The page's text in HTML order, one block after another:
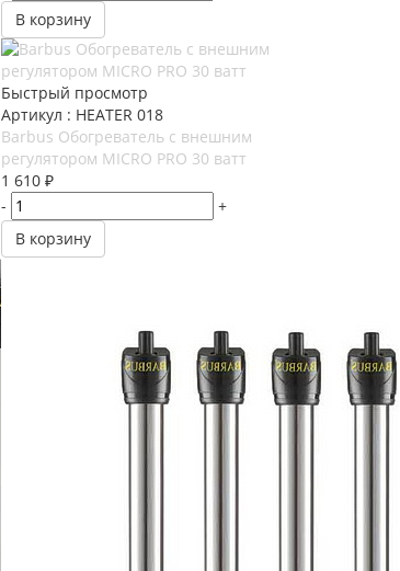
В корзину
Быстрый просмотр
Артикул : HEATER 018
Barbus Обогреватель с внешним
регулятором MICRO PRO 30 ватт
1 610₽
-
+
В корзину